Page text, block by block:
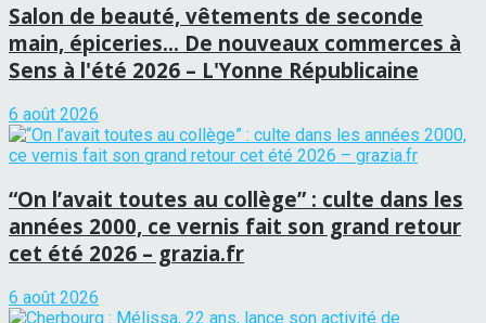
Salon de beauté, vêtements de seconde
main, épiceries… De nouveaux commerces à
Sens à l'été 2026 – L'Yonne Républicaine
6 août 2026
“On l’avait toutes au collège” : culte dans les
années 2000, ce vernis fait son grand retour
cet été 2026 – grazia.fr
6 août 2026